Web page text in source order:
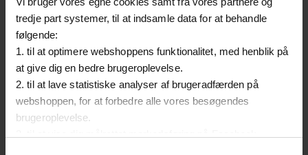
tredje part systemer, til at indsamle data for at behandle
følgende:
1. til at optimere webshoppens funktionalitet, med henblik på
at give dig en bedre brugeroplevelse.
2. til at lave statistiske analyser af brugeradfærden på
webshoppen, for at forbedre alle vores besøgendes
brugeroplevelse.
SLOWCANDLE-M
LYSESTAGE | KRYSTAL | 12
DUSTGLITTER
71.20 kr.